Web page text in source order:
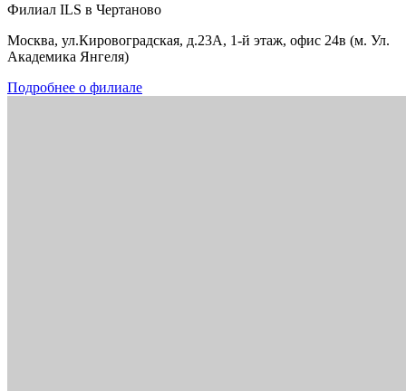
Филиал ILS в Чертаново
Москва, ул.Кировоградская, д.23А, 1-й этаж, офис 24в (м. Ул.
Академика Янгеля)
Подробнее о филиале